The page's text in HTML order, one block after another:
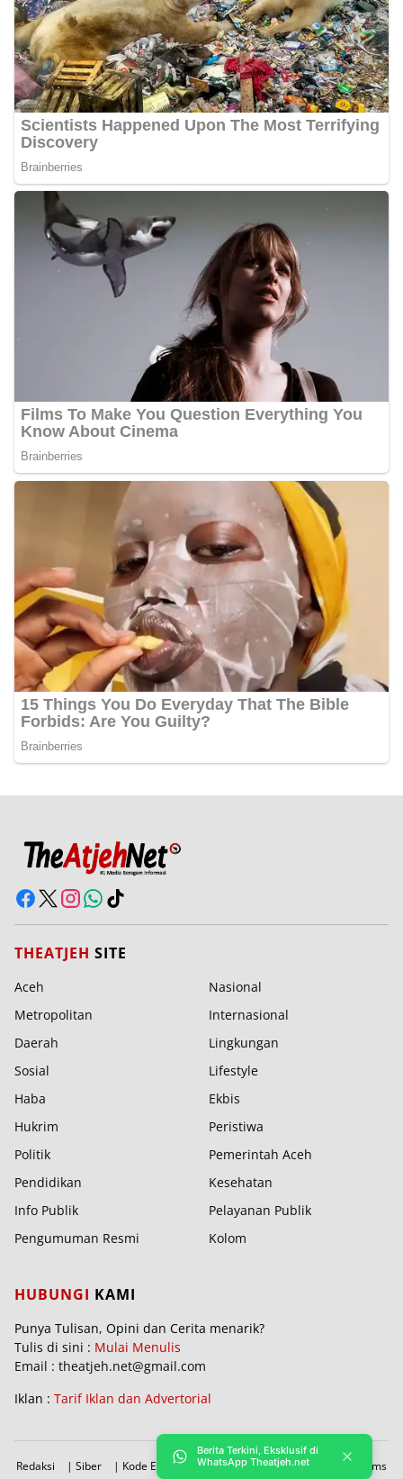
THEATJEH SITE
Aceh
Nasional
Metropolitan
Internasional
Daerah
Lingkungan
Sosial
Lifestyle
Haba
Ekbis
Hukrim
Peristiwa
Politik
Pemerintah Aceh
Pendidikan
Kesehatan
Info Publik
Pelayanan Publik
Pengumuman Resmi
Kolom
HUBUNGI KAMI
Punya Tulisan, Opini dan Cerita menarik?
Tulis di sini : Mulai Menulis
Email : theatjeh.net@gmail.com
Iklan : Tarif Iklan dan Advertorial
Redaksi | Siber | Kode Etik | PBRA |Donasi |Sitemap |
Terms
Berita Terkini, Eksklusif di
WhatsApp Theatjeh.net